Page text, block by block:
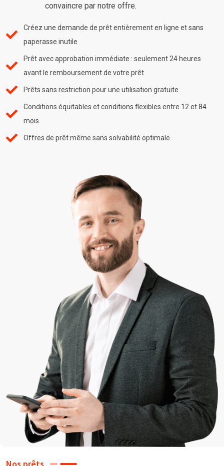
convaincre par notre offre.
Créez une demande de prêt entièrement en ligne et sans
paperasse inutile
Prêt avec approbation immédiate : seulement 24 heures
avant le remboursement de votre prêt
Prêts sans restriction pour une utilisation gratuite
Conditions équitables et conditions flexibles entre 12 et 84
mois
Offres de prêt même sans solvabilité optimale